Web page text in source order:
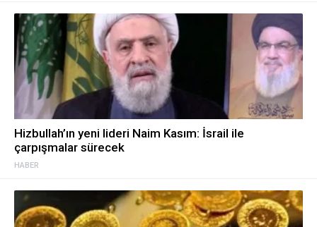
HABER
Hizbullah’ın yeni lideri Naim Kasım: İsrail ile
çarpışmalar sürecek